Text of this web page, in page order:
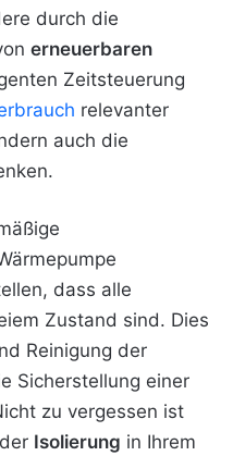
durch die
erneuerbaren
Zeitsteuerung
relevanter
auch die
dass alle
Zustand sind. Dies
Reinigung der
Sicherstellung einer
zu vergessen ist
Isolierung in Ihrem